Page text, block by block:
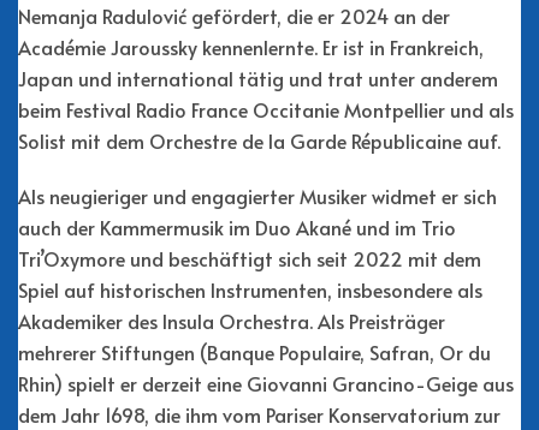
Nemanja Radulović gefördert, die er 2024 an der
Académie Jaroussky kennenlernte. Er ist in Frankreich,
Japan und international tätig und trat unter anderem
beim Festival Radio France Occitanie Montpellier und als
Solist mit dem Orchestre de la Garde Républicaine auf.
Als neugieriger und engagierter Musiker widmet er sich
auch der Kammermusik im Duo Akané und im Trio
Tri’Oxymore und beschäftigt sich seit 2022 mit dem
Spiel auf historischen Instrumenten, insbesondere als
Akademiker des Insula Orchestra. Als Preisträger
mehrerer Stiftungen (Banque Populaire, Safran, Or du
Rhin) spielt er derzeit eine Giovanni Grancino-Geige aus
dem Jahr 1698, die ihm vom Pariser Konservatorium zur